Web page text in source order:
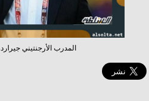
المدرب الأرجنتيني